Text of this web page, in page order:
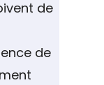
de
de